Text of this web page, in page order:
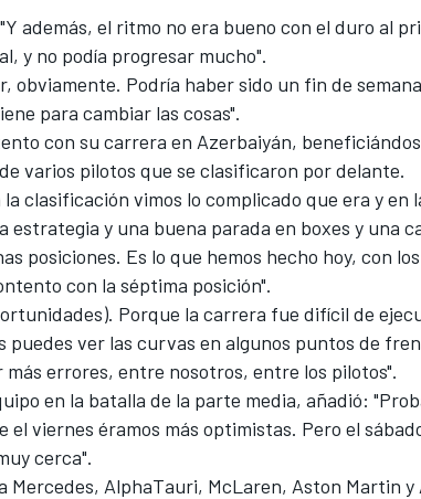
además, el ritmo no era bueno con el duro al
y no podía progresar mucho".
obviamente. Podría haber sido un fin de
para cambiar las cosas".
con su carrera en Azerbaiyán,
varios pilotos que se clasificaron por delante.
clasificación vimos lo complicado que era y en
estrategia y una buena parada en boxes y una
posiciones. Es lo que hemos hecho hoy, con
con la séptima posición".
Porque la carrera fue difícil de
puedes ver las curvas en algunos puntos de
errores, entre nosotros, entre los pilotos".
en la batalla de la parte media, añadió:
el viernes éramos más optimistas. Pero el
cerca".
Mercedes, AlphaTauri, McLaren, Aston Martin y